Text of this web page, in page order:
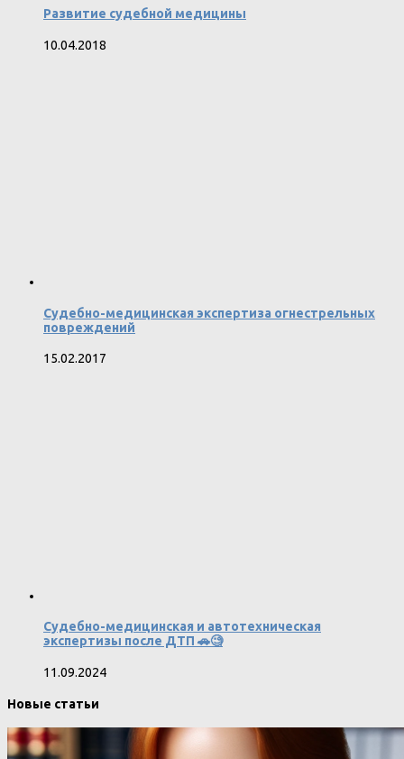
Развитие судебной медицины
10.04.2018
Судебно-медицинская экспертиза огнестрельных
повреждений
15.02.2017
Судебно-медицинская и автотехническая
экспертизы после ДТП 🚗🧐
11.09.2024
Новые статьи